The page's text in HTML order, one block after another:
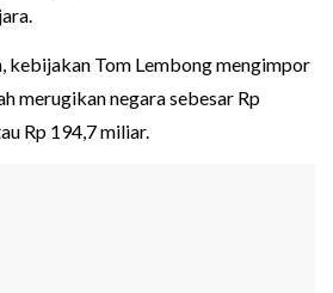
kebijakan Tom Lembong mengimpor
merugikan negara sebesar Rp
Rp 194,7 miliar.